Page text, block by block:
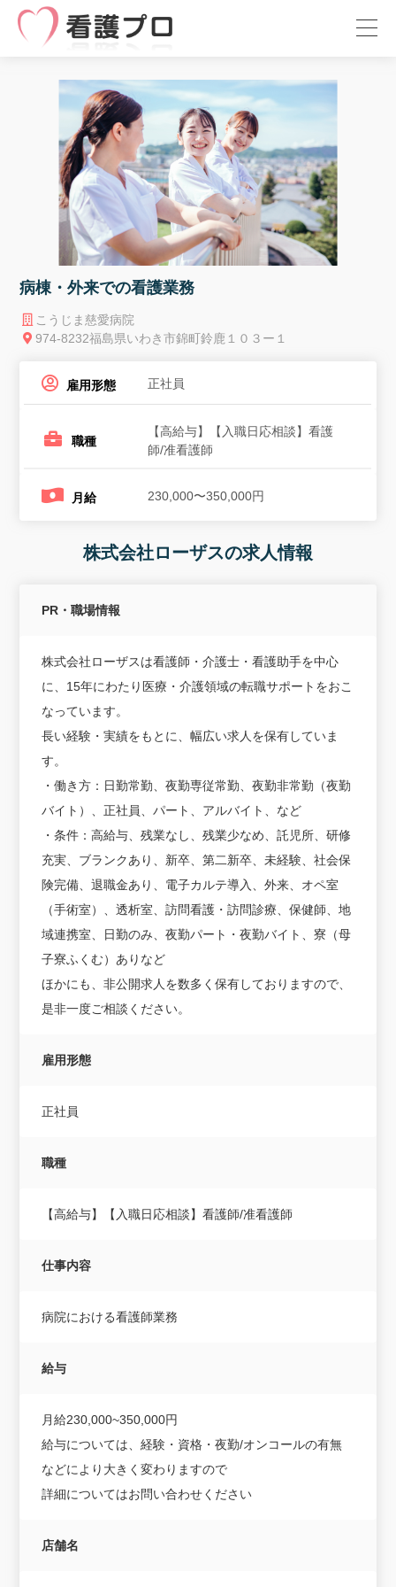
病棟・外来での看護業務
こうじま慈愛病院
974-8232福島県いわき市錦町鈴鹿１０３ー１
雇用形態 正社員
職種
【高給与】【入職日応相談】看護
師/准看護師
月給 230,000〜350,000円
株式会社ローザスの求人情報
PR・職場情報
株式会社ローザスは看護師・介護士・看護助手を中心
に、15年にわたり医療・介護領域の転職サポートをおこ
なっています。
長い経験・実績をもとに、幅広い求人を保有していま
す。
・働き方：日勤常勤、夜勤専従常勤、夜勤非常勤（夜勤
バイト）、正社員、パート、アルバイト、など
・条件：高給与、残業なし、残業少なめ、託児所、研修
充実、ブランクあり、新卒、第二新卒、未経験、社会保
険完備、退職金あり、電子カルテ導入、外来、オペ室
（手術室）、透析室、訪問看護・訪問診療、保健師、地
域連携室、日勤のみ、夜勤パート・夜勤バイト、寮（母
子寮ふくむ）ありなど
ほかにも、非公開求人を数多く保有しておりますので、
是非一度ご相談ください。
雇用形態
正社員
職種
【高給与】【入職日応相談】看護師/准看護師
仕事内容
病院における看護師業務
給与
月給230,000~350,000円
給与については、経験・資格・夜勤/オンコールの有無
などにより大きく変わりますので
詳細についてはお問い合わせください
店舗名